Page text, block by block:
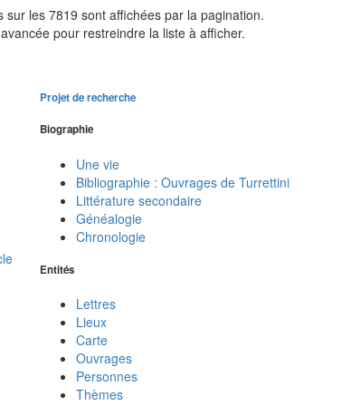
les 7819 sont affichées par la pagination.
pour restreindre la liste à afficher.
Projet de recherche
Biographie
Une vie
Bibliographie : Ouvrages de Turrettini
Littérature secondaire
Généalogie
Chronologie
Entités
Lettres
Lieux
Carte
Ouvrages
Personnes
Thèmes